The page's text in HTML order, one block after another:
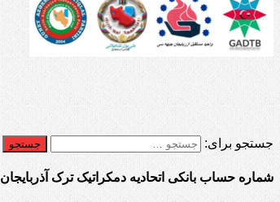
جستجو برای:
شماره حساب بانکی اتحادیه دمکراتیک ترک آذربایجان